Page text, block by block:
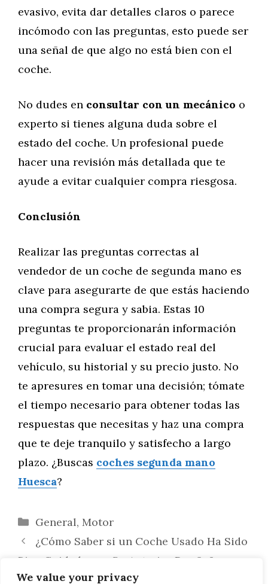
We value your privacy
evasivo, evita dar detalles claros o parece
incómodo con las preguntas, esto puede ser
una señal de que algo no está bien con el
coche.
No dudes en consultar con un mecánico o
experto si tienes alguna duda sobre el
estado del coche. Un profesional puede
hacer una revisión más detallada que te
ayude a evitar cualquier compra riesgosa.
Conclusión
Realizar las preguntas correctas al
vendedor de un coche de segunda mano es
clave para asegurarte de que estás haciendo
una compra segura y sabia. Estas 10
preguntas te proporcionarán información
crucial para evaluar el estado real del
vehículo, su historial y su precio justo. No
te apresures en tomar una decisión; tómate
el tiempo necesario para obtener todas las
respuestas que necesitas y haz una compra
que te deje tranquilo y satisfecho a largo
plazo. ¿Buscas coches segunda mano
Huesca?
Categorías
General, Motor
¿Cómo Saber si un Coche Usado Ha Sido
Bien Cuidado por Su Anterior Dueño?
Cómo Revisar un Coche de Segunda